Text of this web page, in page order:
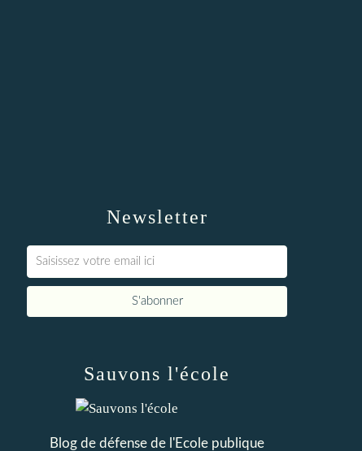
Newsletter
Sauvons l'école
Blog de défense de l'Ecole publique